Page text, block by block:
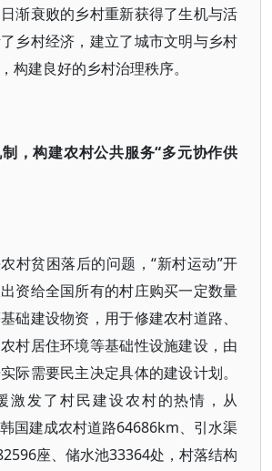
渐衰败的乡村重新获得了生机与活
乡村经济，建立了城市文明与乡村
构建良好的乡村治理秩序。
，构建农村公共服务“多元协作供
村贫困落后的问题，“新村运动”开
资给全国所有的村庄购买一定数量
础建设物资，用于修建农村道路、
村居住环境等基础性设施建设，由
际需要民主决定具体的建设计划。
激发了村民建设农村的热情，从
国建成农村道路64686km、引水渠
座、储水池33364处，村落结构